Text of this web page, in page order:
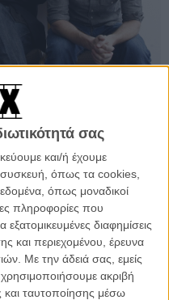
σας
και/ή έχουμε
όπως τα cookies,
όπως μοναδικοί
πληροφορίες που
διαφημίσεις
και περιεχομένου, έρευνα
Με την άδειά σας, εμείς
χρησιμοποιήσουμε ακριβή
και ταυτοποίησης μέσω
σας στο
«Hail Caesar» και θα
αντιπροέδρου της MGM που
ωστόσο κανείς να
ή μια ιστορία
που θα αναφέρεται
της βιομηχανίας.